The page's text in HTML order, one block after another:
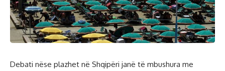
Debati nëse plazhet në Shqipëri janë të mbushura me